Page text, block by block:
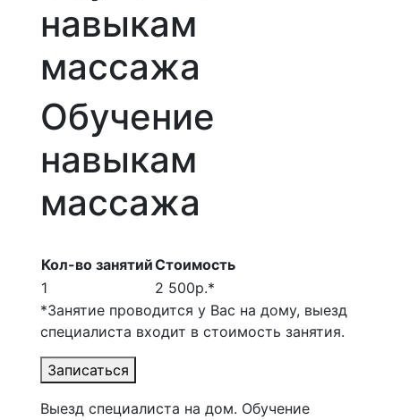
навыкам
массажа
Обучение
навыкам
массажа
Кол-во занятийСтоимость
1
2 500р.*
*Занятие проводится у Вас на дому, выезд
специалиста входит в стоимость занятия.
Записаться
Выезд специалиста на дом. Обучение